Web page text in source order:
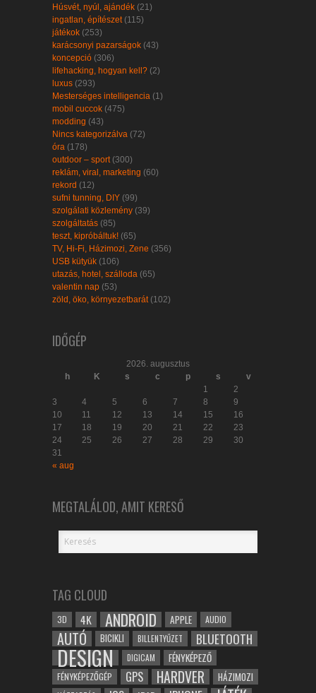
Húsvét, nyúl, ajándék (21)
ingatlan, építészet (115)
játékok (253)
karácsonyi pazarságok (43)
koncepció (306)
lifehacking, hogyan kell? (2)
luxus (293)
Mesterséges intelligencia (1)
mobil cuccok (475)
modding (43)
Nincs kategorizálva (72)
óra (178)
outdoor – sport (300)
reklám, viral, marketing (60)
rekord (12)
sufni tunning, DIY (99)
szolgálati közlemény (39)
szolgáltatás (85)
teszt, kipróbáltuk! (65)
TV, Hi-Fi, Házimozi, Zene (356)
USB kütyük (106)
utazás, hotel, szálloda (65)
valentin nap (53)
zöld, öko, környezetbarát (102)
IDŐGÉP
2026. augusztus
h
K s c p s
v
1
2
3
4 5 6 7 8
9
10
11 12 13 14 15
16
17
18 19 20 21 22
23
24
25 26 27 28 29
30
31
« aug
MEGTALÁLOD, AMIT KERESŐ
TAG CLOUD
3D 4K ANDROID APPLE AUDIO
AUTÓ BICIKLI BILLENTYŰZET BLUETOOTH
DESIGN DIGICAM FÉNYKÉPEZŐ
FÉNYKÉPEZŐGÉP GPS HARDVER HÁZIMOZI